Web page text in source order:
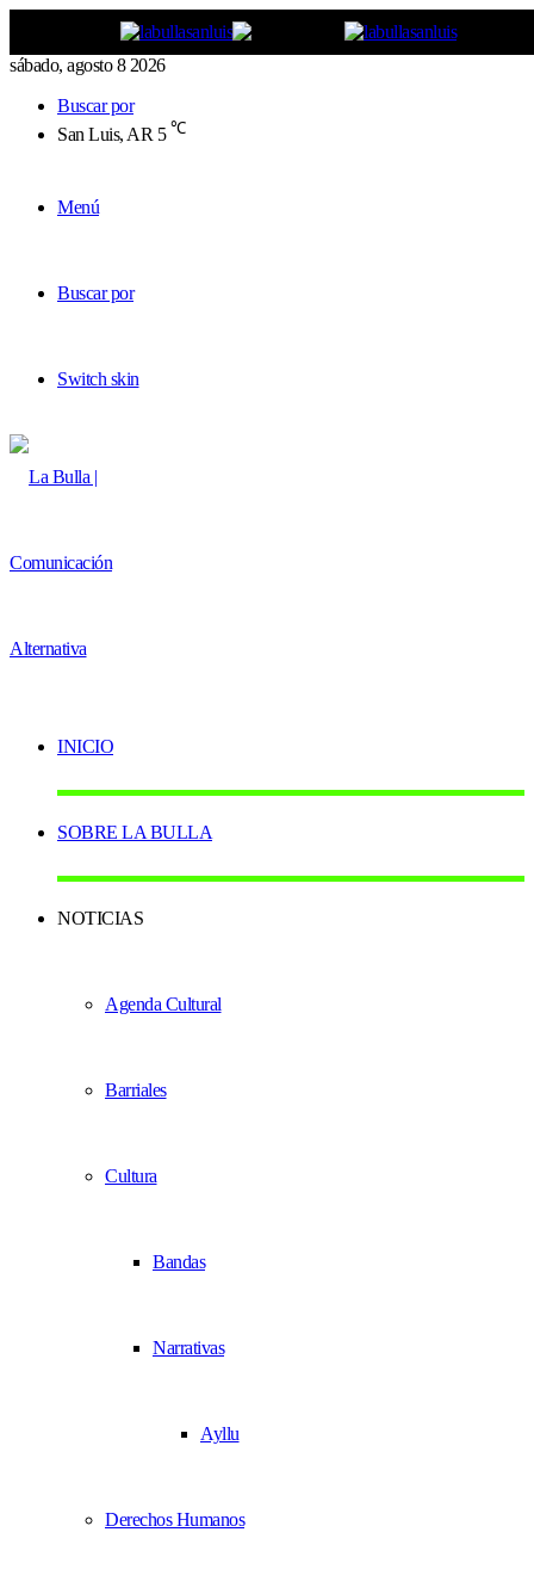
sábado, agosto 8 2026
Buscar por
San Luis, AR 5 ℃
Menú
Buscar por
Switch skin
INICIO
SOBRE LA BULLA
NOTICIAS
Agenda Cultural
Barriales
Cultura
Bandas
Narrativas
Ayllu
Derechos Humanos